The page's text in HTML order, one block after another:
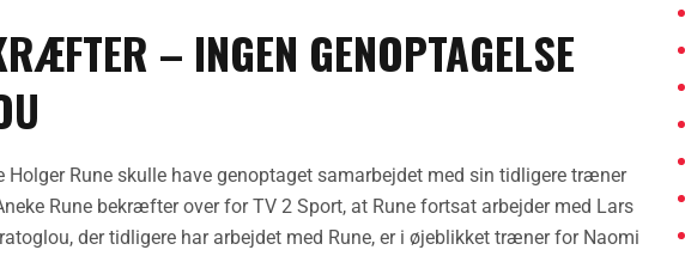
– INGEN GENOPTAGELSE
Holger Rune skulle have genoptaget samarbejdet med sin tidligere træner
Rune bekræfter over for TV 2 Sport, at Rune fortsat arbejder med Lars
der tidligere har arbejdet med Rune, er i øjeblikket træner for Naomi